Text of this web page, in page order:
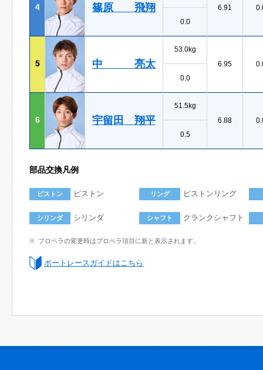
4 篠原 飛翔
6.91
0.0
5 中 亮太
53.0kg
6.95
0.0
6 宇留田 翔平
51.5kg
6.88
0.5
部品交換凡例
ピストン ピストン リング ピストンリング
シリンダ シリンダ シャフト クランクシャフト
プロペラの変更時はプロペラ項目に新と表示されます。
ボートレースガイドはこちら